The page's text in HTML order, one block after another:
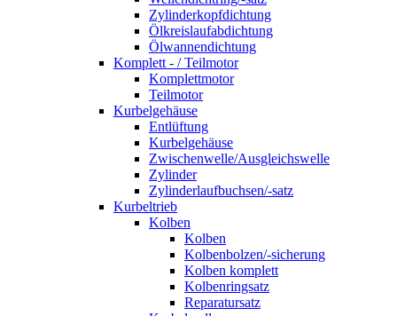
Zylinderkopfdichtung
Ölkreislaufabdichtung
Ölwannendichtung
Komplett - / Teilmotor
Komplettmotor
Teilmotor
Kurbelgehäuse
Entlüftung
Kurbelgehäuse
Zwischenwelle/Ausgleichswelle
Zylinder
Zylinderlaufbuchsen/-satz
Kurbeltrieb
Kolben
Kolben
Kolbenbolzen/-sicherung
Kolben komplett
Kolbenringsatz
Reparatursatz